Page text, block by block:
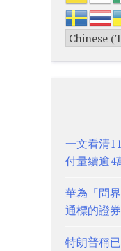
一文看清
付量續逾
華為「問
通標的證
特朗普稱